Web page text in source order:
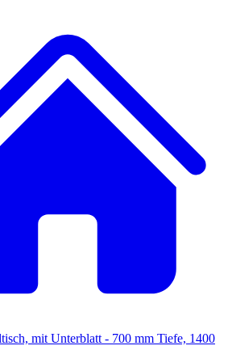
mit Unterblatt - 700 mm Tiefe, 1400